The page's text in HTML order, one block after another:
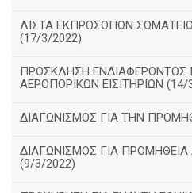
ΛΙΣΤΑ ΕΚΠΡΟΣΩΠΩΝ
(17/3/2022)
ΠΡΟΣΚΛΗΣΗ ΕΝΔΙΑΦΕΡΟΝΤΟΣ
ΑΕΡΟΠΟΡΙΚΩΝ ΕΙΣΙΤΗΡΙΩΝ (14/
ΔΙΑΓΩΝΙΣΜΟΣ ΓΙΑ ΤΗΝ
ΔΙΑΓΩΝΙΣΜΟΣ ΓΙΑ ΠΡΟΜΗΘΕΙΑ
(9/3/2022)